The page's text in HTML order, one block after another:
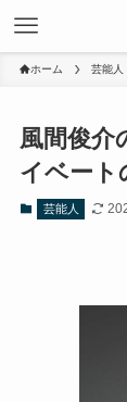
ホーム 芸能人
風間俊介
イベート
芸能人